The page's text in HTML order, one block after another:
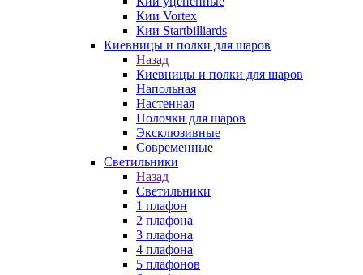
Кии Vortex
Кии Startbilliards
Киевницы и полки для шаров
Назад
Киевницы и полки для шаров
Напольная
Настенная
Полочки для шаров
Эксклюзивные
Современные
Светильники
Назад
Светильники
1 плафон
2 плафона
3 плафона
4 плафона
5 плафонов